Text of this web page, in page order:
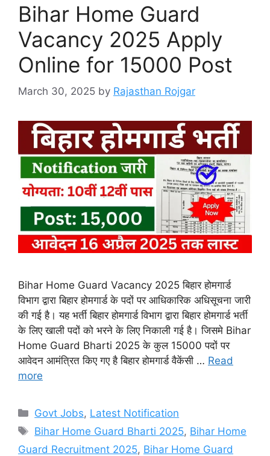
Bihar Home Guard
Vacancy 2025 Apply
Online for 15000 Post
March 30, 2025 by Rajasthan Rojgar
Bihar Home Guard Vacancy 2025 बिहार होमगार्ड
विभाग द्वारा बिहार होमगार्ड के पदों पर आधिकारिक अधिसूचना जारी
की गई है। यह भर्ती बिहार होमगार्ड विभाग द्वारा बिहार होमगार्ड भर्ती
के लिए खाली पदों को भरने के लिए निकाली गई है। जिसमे Bihar
Home Guard Bharti 2025 के कुल 15000 पदों पर
आवेदन आमंत्रित किए गए है बिहार होमगार्ड वैकेंसी … Read
more
Categories
Govt Jobs, Latest Notification
Tags
Bihar Home Guard Bharti 2025, Bihar Home
Guard Recruitment 2025, Bihar Home Guard